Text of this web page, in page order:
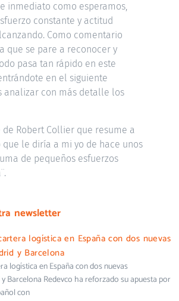
inmediato como esperamos,
constante y actitud
Como comentario
que se pare a reconocer y
pasa tan rápido en este
en el siguiente
analizar con más detalle los
Robert Collier que resume a
le diría a mi yo de hace unos
de pequeños esfuerzos
newsletter
logística en España con dos nuevas
y Barcelona
logística en España con dos nuevas
Barcelona Redevco ha reforzado su apuesta por
con